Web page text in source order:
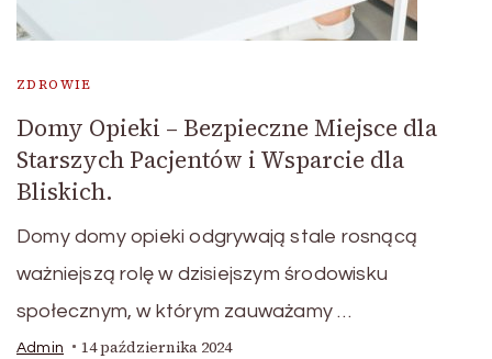
ZDROWIE
Domy Opieki – Bezpieczne Miejsce dla
Starszych Pacjentów i Wsparcie dla
Bliskich.
Domy domy opieki odgrywają stale rosnącą
ważniejszą rolę w dzisiejszym środowisku
społecznym, w którym zauważamy …
Admin 14 października 2024